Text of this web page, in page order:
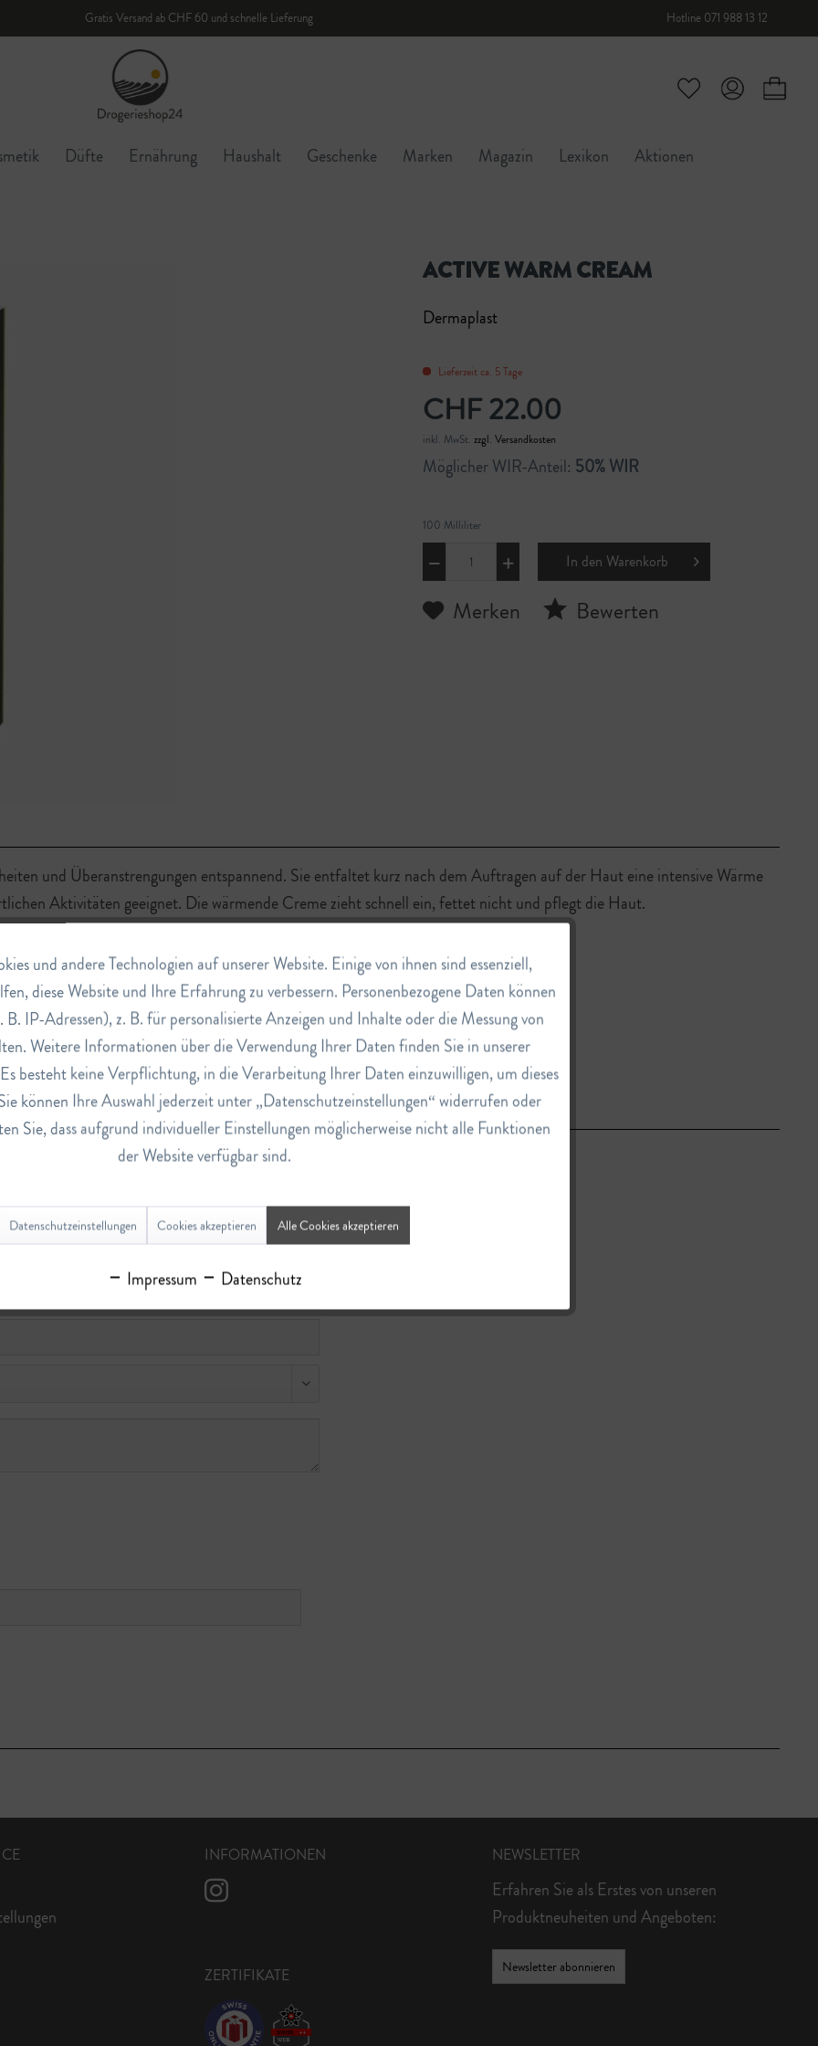
Gratis Versand ab CHF 60 und schnelle Lieferung Hotline 071 988 13 12
Düfte Ernährung Haushalt Geschenke Marken Magazin Lexikon Aktionen
ACTIVE WARM CREAM
Dermaplast
Lieferzeit ca. 5 Tage
CHF 22.00
inkl. MwSt.zzgl. Versandkosten
Möglicher WIR-Anteil: 50% WIR
100 Milliliter
In den Warenkorb
Merken Bewerten
und Überanstrengungen entspannend. Sie entfaltet kurz nach dem Auftragen auf der Haut eine intensive Wärme
Aktivitäten geeignet. Die wärmende Creme zieht schnell ein, fettet nicht und pflegt die Haut.
INFORMATIONEN
ZERTIFIKATE
NEWSLETTER
Erfahren Sie als Erstes von unseren
Produktneuheiten und Angeboten:
Newsletter abonnieren
Aktiv
Inaktiv
Inaktiv
Inaktiv
und andere Technologien auf unserer Website. Einige von ihnen sind essenziell,
diese Website und Ihre Erfahrung zu verbessern. Personenbezogene Daten können
IP-Adressen), z. B. für personalisierte Anzeigen und Inhalte oder die Messung von
Weitere Informationen über die Verwendung Ihrer Daten finden Sie in unserer
besteht keine Verpflichtung, in die Verarbeitung Ihrer Daten einzuwilligen, um dieses
können Ihre Auswahl jederzeit unter „Datenschutzeinstellungen“ widerrufen oder
Sie, dass aufgrund individueller Einstellungen möglicherweise nicht alle Funktionen
der Website verfügbar sind.
Datenschutzeinstellungen Cookies akzeptieren Alle Cookies akzeptieren
Impressum Datenschutz